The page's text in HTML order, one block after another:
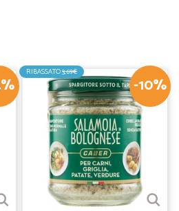
07/06/2023
un corriere per il reso
04/07/2020
-10%
RIBASSATO3,69€